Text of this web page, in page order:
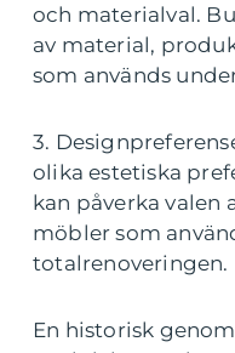
och materialval.
av material,
som används
3.
olika estetiska
kan påverka valen
möbler som
totalrenoveringen.
En historisk